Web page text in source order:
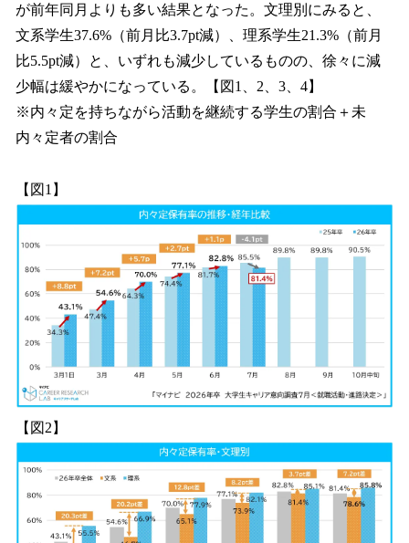
が前年同月よりも多い結果となった。文理別にみると、
文系学生37.6%（前月比3.7pt減）、理系学生21.3%（前月
比5.5pt減）と、いずれも減少しているものの、徐々に減
少幅は緩やかになっている。【図1、2、3、4】
※内々定を持ちながら活動を継続する学生の割合＋未
内々定者の割合
【図1】
【図2】